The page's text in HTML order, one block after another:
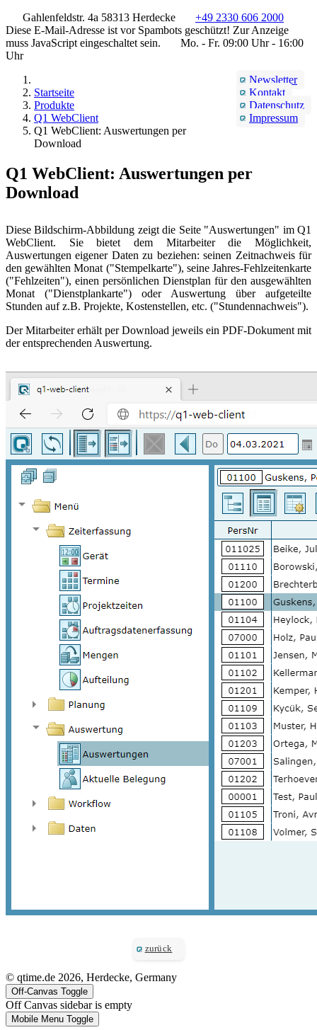
Gahlenfeldstr. 4a 58313 Herdecke
+49 2330 606 2000
Diese E-Mail-Adresse ist vor Spambots geschützt! Zur Anzeige
muss JavaScript eingeschaltet sein.
Mo. - Fr. 09:00 Uhr - 16:00
Uhr
Newsletter
Kontakt
Datenschutz
Impressum
Startseite
Produkte
Q1 WebClient
Q1 WebClient: Auswertungen per
Download
Q1 WebClient: Auswertungen per
Download
Diese Bildschirm-Abbildung zeigt die Seite "Auswertungen" im Q1
WebClient. Sie bietet dem Mitarbeiter die Möglichkeit,
Auswertungen eigener Daten zu beziehen: seinen Zeitnachweis für
den gewählten Monat ("Stempelkarte"), seine Jahres-Fehlzeitenkarte
("Fehlzeiten"), einen persönlichen Dienstplan für den ausgewählten
Monat ("Dienstplankarte") oder Auswertung über aufgeteilte
Stunden auf z.B. Projekte, Kostenstellen, etc. ("Stundennachweis").
Der Mitarbeiter erhält per Download jeweils ein PDF-Dokument mit
der entsprechenden Auswertung.
zurück
© qtime.de 2026, Herdecke, Germany
Off-Canvas Toggle
Off Canvas sidebar is empty
Mobile Menu Toggle